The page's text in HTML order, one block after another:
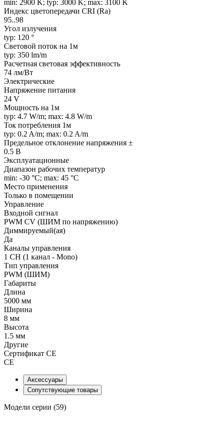
min: 2900 K; typ: 3000 K; max: 3100 K
Индекс цветопередачи CRI (Ra)
95..98
Угол излучения
typ: 120 °
Световой поток на 1м
typ: 350 lm/m
Расчетная световая эффективность
74 лм/Вт
Электрические
Напряжение питания
24 V
Мощность на 1м
typ: 4.7 W/m; max: 4.8 W/m
Ток потребления 1м
typ: 0.2 A/m; max: 0.2 A/m
Предельное отклонение напряжения ±
0.5 В
Эксплуатационные
Диапазон рабочих температур
min: -30 °C; max: 45 °C
Место применения
Только в помещении
Управление
Входной сигнал
PWM СV (ШИМ по напряжению)
Диммируемый(ая)
Да
Каналы управления
1 CH (1 канал - Mono)
Тип управления
PWM (ШИМ)
Габариты
Длина
5000 мм
Ширина
8 мм
Высота
1.5 мм
Другие
Сертификат CE
CE
Аксессуары
Сопутствующие товары
Модели серии (59)